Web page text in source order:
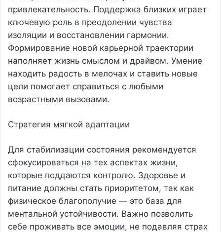
привлекательность. Поддержка близких играет
ключевую роль в преодолении чувства
изоляции и восстановлении гармонии.
Формирование новой карьерной траектории
наполняет жизнь смыслом и драйвом. Умение
находить радость в мелочах и ставить новые
цели помогает справиться с любыми
возрастными вызовами.
Стратегия мягкой адаптации
Для стабилизации состояния рекомендуется
сфокусироваться на тех аспектах жизни,
которые поддаются контролю. Здоровье и
питание должны стать приоритетом, так как
физическое благополучие — это база для
ментальной устойчивости. Важно позволить
себе проживать все эмоции, не подавляя страх